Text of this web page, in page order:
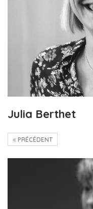
Julia Berthet
PRÉCÉDENT